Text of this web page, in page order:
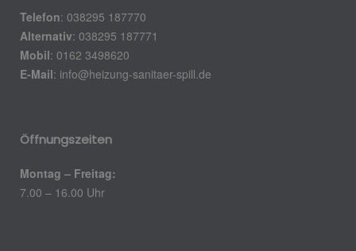
Telefon: 038295 187770
Alternativ: 038295 187771
Mobil: 0162 3498620
E-Mail: info@heizung-sanitaer-spill.de
Öffnungszeiten
Montag – Freitag:
7.00 – 16.00 Uhr